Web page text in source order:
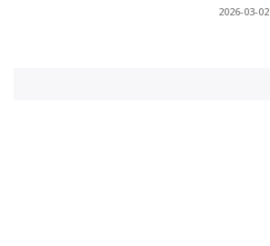
2026-03-02